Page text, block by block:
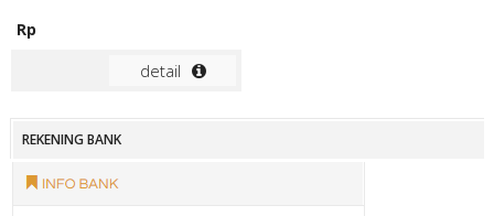
Rp
detail
REKENING BANK